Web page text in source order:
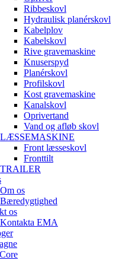
Ribbeskovl
Hydraulisk planérskovl
Kabelplov
Kabelskovl
Rive gravemaskine
Knuserspyd
Planérskovl
Profilskovl
Kost gravemaskine
Kanalskovl
Oprivertand
Vand og afløb skovl
LÆSSEMASKINE
Front læsseskovl
Fronttilt
TRAILER
Om os
Bæredygtighed
os
Kontakta EMA